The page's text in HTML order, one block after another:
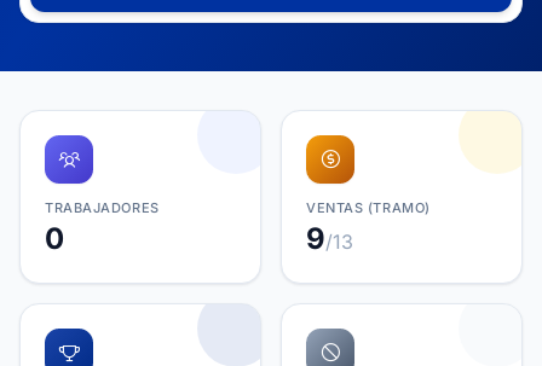
TRABAJADORES
0
VENTAS (TRAMO)
9/13